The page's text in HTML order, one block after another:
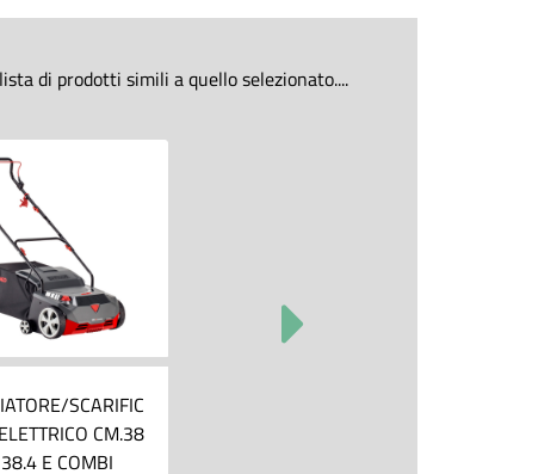
di prodotti simili a quello selezionato....
SCARIFIC
CM.38
E COMBI